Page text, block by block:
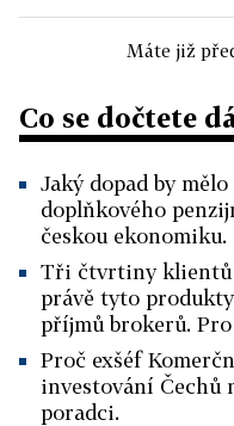
Máte již
Co se dočtete
Jaký dopad by
doplňkového
českou ekonomiku.
Tři čtvrtiny klientů
právě tyto
příjmů brokerů.
Proč exšéf
investování Čechů
poradci.